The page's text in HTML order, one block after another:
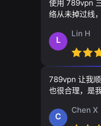
使用 789vpn
络从未掉过线
L
Lin H
789vpn 让我
也很合理，是
C
Chen X